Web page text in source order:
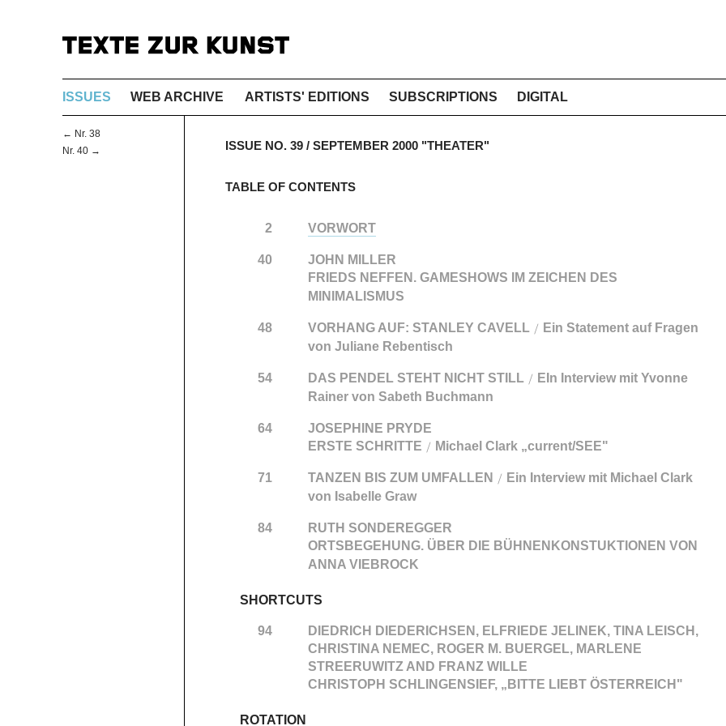
ISSUES WEB ARCHIVE ARTISTS' EDITIONS SUBSCRIPTIONS DIGITAL
← Nr. 38
Nr. 40 →
ISSUE NO. 39 / SEPTEMBER 2000 "THEATER"
TABLE OF CONTENTS
2 VORWORT
40
JOHN MILLER
FRIEDS NEFFEN. GAMESHOWS IM ZEICHEN DES
MINIMALISMUS
48 VORHANG AUF: STANLEY CAVELL/ Ein Statement auf Fragen
von Juliane Rebentisch
54 DAS PENDEL STEHT NICHT STILL/ EIn Interview mit Yvonne
Rainer von Sabeth Buchmann
64
JOSEPHINE PRYDE
ERSTE SCHRITTE / Michael Clark „current/SEE"
71 TANZEN BIS ZUM UMFALLEN / Ein Interview mit Michael Clark
von Isabelle Graw
84
RUTH SONDEREGGER
ORTSBEGEHUNG. ÜBER DIE BÜHNENKONSTUKTIONEN VON
ANNA VIEBROCK
SHORTCUTS
94
DIEDRICH DIEDERICHSEN, ELFRIEDE JELINEK, TINA LEISCH,
CHRISTINA NEMEC, ROGER M. BUERGEL, MARLENE
STREERUWITZ AND FRANZ WILLE
CHRISTOPH SCHLINGENSIEF, „BITTE LIEBT ÖSTERREICH"
ROTATION